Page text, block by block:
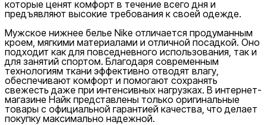
которые ценят комфорт в течение всего дня и
предъявляют высокие требования к своей одежде.
Мужское нижнее белье Nike отличается продуманным
кроем, мягкими материалами и отличной посадкой. Оно
подходит как для повседневного использования, так и
для занятий спортом. Благодаря современным
технологиям ткани эффективно отводят влагу,
обеспечивают комфорт и помогают сохранять
свежесть даже при интенсивных нагрузках. В интернет-
магазине Найк представлены только оригинальные
товары с официальной гарантией качества, что делает
покупку максимально надежной.